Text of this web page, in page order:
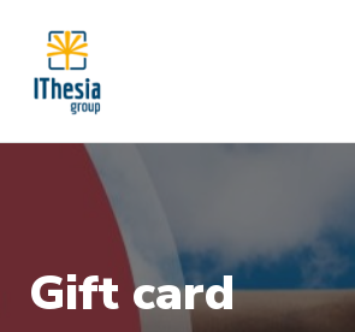
Gift card